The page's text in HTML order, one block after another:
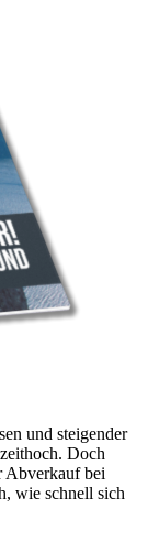
und steigender
Doch
Abverkauf bei
wie schnell sich